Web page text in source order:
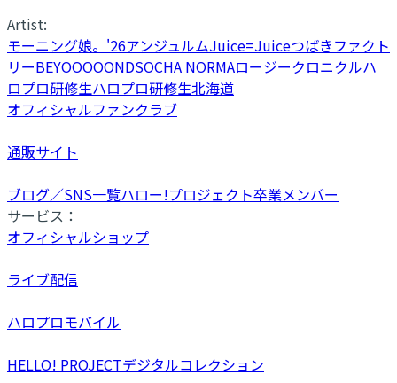
Artist:
モーニング娘。'26アンジュルムJuice=Juiceつばきファクト
リーBEYOOOOONDSOCHA NORMAロージークロニクルハ
ロプロ研修生ハロプロ研修生北海道
オフィシャルファンクラブ
通販サイト
ブログ／SNS一覧ハロー!プロジェクト卒業メンバー
サービス：
オフィシャルショップ
ライブ配信
ハロプロモバイル
HELLO! PROJECTデジタルコレクション